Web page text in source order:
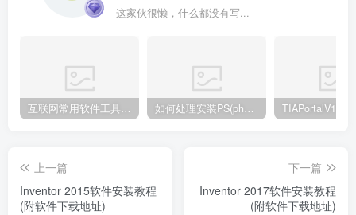
这家伙很懒，什么都没有写...
互联网常用软件工具资源汇总贴 如何处理安装PS(photoshop cc2018) 时，提示系统或者IE浏览器需要升级
上一篇
Inventor 2015软件安装教程
(附软件下载地址)
下一篇
Inventor 2017软件安装教程
(附软件下载地址)